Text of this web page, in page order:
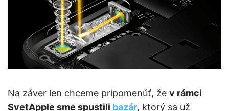
Na záver len chceme pripomenúť, že v rámci
SvetApple sme spustili bazár, ktorý sa už